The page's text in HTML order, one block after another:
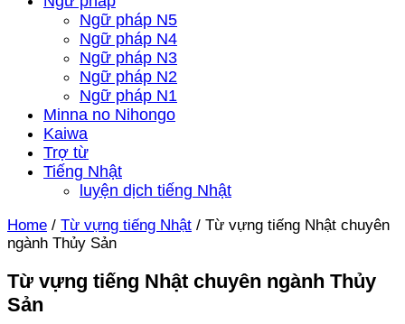
Ngữ pháp N5
Ngữ pháp N4
Ngữ pháp N3
Ngữ pháp N2
Ngữ pháp N1
Minna no Nihongo
Kaiwa
Trợ từ
Tiếng Nhật
luyện dịch tiếng Nhật
Home / Từ vựng tiếng Nhật / Từ vựng tiếng Nhật chuyên
ngành Thủy Sản
Từ vựng tiếng Nhật chuyên ngành Thủy
Sản